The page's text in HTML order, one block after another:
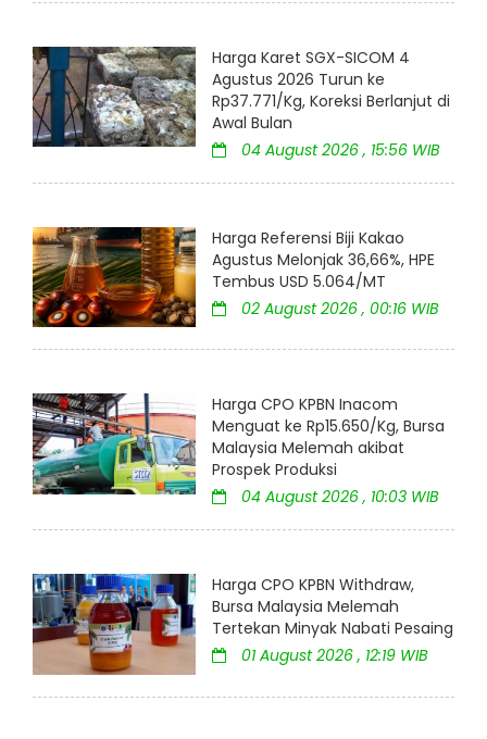
Harga Karet SGX-SICOM 4
Agustus 2026 Turun ke
Rp37.771/Kg, Koreksi Berlanjut di
Awal Bulan
04 August 2026 , 15:56 WIB
Harga Referensi Biji Kakao
Agustus Melonjak 36,66%, HPE
Tembus USD 5.064/MT
02 August 2026 , 00:16 WIB
Harga CPO KPBN Inacom
Menguat ke Rp15.650/Kg, Bursa
Malaysia Melemah akibat
Prospek Produksi
04 August 2026 , 10:03 WIB
Harga CPO KPBN Withdraw,
Bursa Malaysia Melemah
Tertekan Minyak Nabati Pesaing
01 August 2026 , 12:19 WIB